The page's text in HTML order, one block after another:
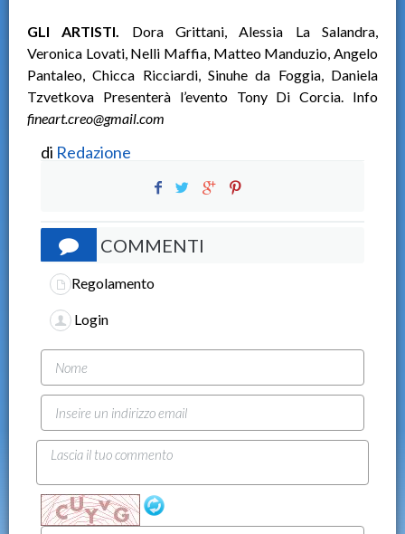
GLI ARTISTI. Dora Grittani, Alessia La Salandra,
Veronica Lovati, Nelli Maffia, Matteo Manduzio, Angelo
Pantaleo, Chicca Ricciardi, Sinuhe da Foggia, Daniela
Tzvetkova Presenterà l’evento Tony Di Corcia. Info
fineart.creo@gmail.com
di Redazione
COMMENTI
Regolamento
Login